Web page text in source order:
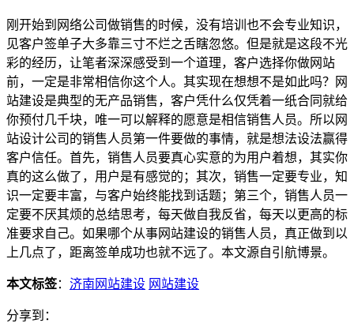
刚开始到网络公司做销售的时候，没有培训也不会专业知识，
见客户签单子大多靠三寸不烂之舌瞎忽悠。但是就是这段不光
彩的经历，让笔者深深感受到一个道理，客户选择你做网站
前，一定是非常相信你这个人。其实现在想想不是如此吗？网
站建设是典型的无产品销售，客户凭什么仅凭着一纸合同就给
你预付几千块，唯一可以解释的愿意是相信销售人员。所以网
站设计公司的销售人员第一件要做的事情，就是想法设法赢得
客户信任。首先，销售人员要真心实意的为用户着想，其实你
真的这么做了，用户是有感觉的；其次，销售一定要专业，知
识一定要丰富，与客户始终能找到话题；第三个，销售人员一
定要不厌其烦的总结思考，每天做自我反省，每天以更高的标
准要求自己。如果哪个从事网站建设的销售人员，真正做到以
上几点了，距离签单成功也就不远了。本文源自引航博景。
本文标签： 济南网站建设 网站建设
分享到：